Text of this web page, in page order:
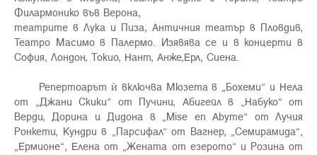
Филармонико във Верона,
театрите в Лука и Пиза, Античния театър в Пловдив,
Театро Масимо в Палермо. Изявява се и в концерти в
София, Лондон, Токио, Нант, Анже,Ерл, Сиена.
Репертоарът ѝ включва Мюзета в „Бохеми“ и Нела
от „Джани Скики“ от Пучини, Абигейл в „Набуко“ от
Верди, Дорина и Дидона в „Mise en Abyme“ от Лучия
Ронкети, Кундри в „Парсифал“ от Вагнер, „Семирамида“,
„Ермионе“, Елена от „Жената от езерото“ и Розина от